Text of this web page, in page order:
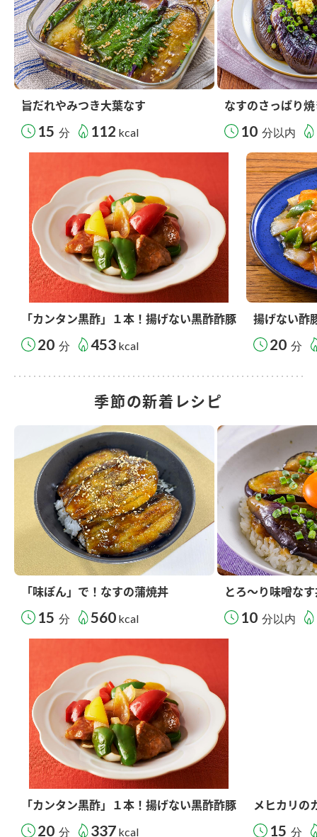
旨だれやみつき大葉なす
15 分 112 kcal
なすのさっぱり
10 分以内
「カンタン黒酢」１本！揚げない黒酢酢豚
20 分 453 kcal
揚げない酢
20 分
季節の新着レシピ
「味ぽん」で！なすの蒲焼丼
15 分 560 kcal
とろ～り味噌な
10 分以内
「カンタン黒酢」１本！揚げない黒酢酢豚
20 分 337 kcal
メヒカリの
15 分